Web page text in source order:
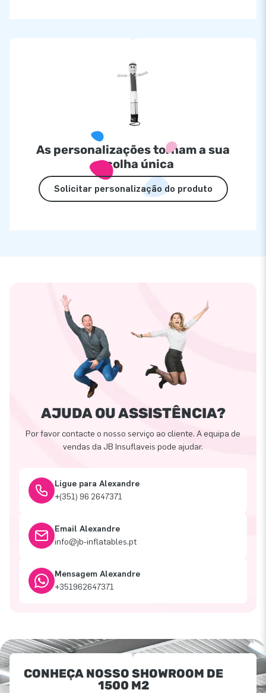
As personalizações tornam a sua
escolha única
Solicitar personalização do produto
AJUDA OU ASSISTÊNCIA?
Por favor contacte o nosso serviço ao cliente. A equipa de
vendas da JB Insuflaveis pode ajudar.
Ligue para Alexandre
+(351) 96 2647371
Email Alexandre
info@jb-inflatables.pt
Mensagem Alexandre
+351962647371
CONHEÇA NOSSO SHOWROOM DE
1500 M2